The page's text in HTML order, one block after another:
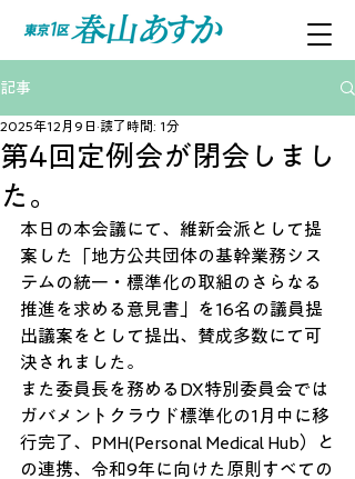
記事
第4回定例会が閉会しまし
た。
2025年12月9日 読了時間: 1分
本日の本会議にて、維新会派として提
案した「地方公共団体の基幹業務シス
テムの統一・標準化の取組のさらなる
推進を求める意見書」を16名の議員提
出議案をとして提出、賛成多数にて可
決されました。
また委員長を務めるDX特別委員会では
ガバメントクラウド標準化の1月中に移
行完了、PMH(Personal Medical Hub）と
の連携、令和9年に向けた原則すべての